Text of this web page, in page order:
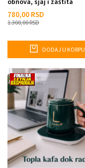
780,00 RSD
1.300,00RSD
DODAJ U KORPU